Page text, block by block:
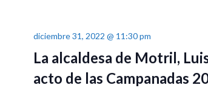
La alcaldesa de Motril,
acto de las Campanadas
diciembre 31, 2022 @ 11:30 pm